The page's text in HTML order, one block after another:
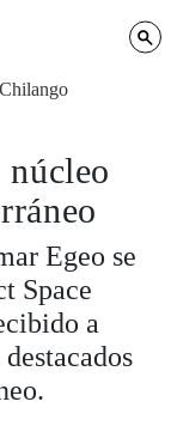
Egeo se
Space
a